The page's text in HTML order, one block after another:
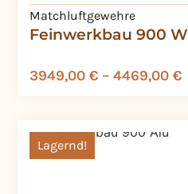
Feinwerkbau 900 W
Matchluftgewehre
3949,00 € – 4469,00 €
Lagernd!